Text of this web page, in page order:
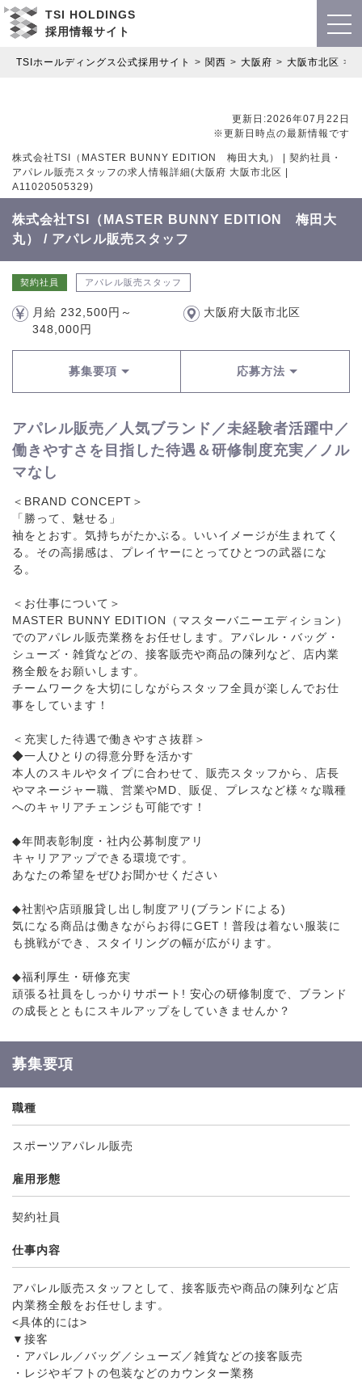
TSI HOLDINGS
採用情報サイト
TSIホールディングス公式採用サイト 関西 大阪府 大阪市北区
更新日:2026年07月22日
※更新日時点の最新情報です
株式会社TSI（MASTER BUNNY EDITION 梅田大丸） | 契約社員・
アパレル販売スタッフの求人情報詳細(大阪府 大阪市北区 |
A11020505329)
株式会社TSI（MASTER BUNNY EDITION 梅田大
丸） / アパレル販売スタッフ
契約社員 アパレル販売スタッフ
月給 232,500円～
348,000円
大阪府大阪市北区
募集要項 応募方法
アパレル販売／人気ブランド／未経験者活躍中／
働きやすさを目指した待遇＆研修制度充実／ノル
マなし
＜BRAND CONCEPT＞
「勝って、魅せる」
袖をとおす。気持ちがたかぶる。いいイメージが生まれてく
る。その高揚感は、プレイヤーにとってひとつの武器にな
る。
＜お仕事について＞
MASTER BUNNY EDITION（マスターバニーエディション）
でのアパレル販売業務をお任せします。アパレル・バッグ・
シューズ・雑貨などの、接客販売や商品の陳列など、店内業
務全般をお願いします。
チームワークを大切にしながらスタッフ全員が楽しんでお仕
事をしています！
＜充実した待遇で働きやすさ抜群＞
◆一人ひとりの得意分野を活かす
本人のスキルやタイプに合わせて、販売スタッフから、店長
やマネージャー職、営業やMD、販促、プレスなど様々な職種
へのキャリアチェンジも可能です！
◆年間表彰制度・社内公募制度アリ
キャリアアップできる環境です。
あなたの希望をぜひお聞かせください
◆社割や店頭服貸し出し制度アリ(ブランドによる)
気になる商品は働きながらお得にGET！普段は着ない服装に
も挑戦ができ、スタイリングの幅が広がります。
◆福利厚生・研修充実
頑張る社員をしっかりサポート! 安心の研修制度で、ブランド
の成長とともにスキルアップをしていきませんか？
募集要項
職種
スポーツアパレル販売
雇用形態
契約社員
仕事内容
アパレル販売スタッフとして、接客販売や商品の陳列など店
内業務全般をお任せします。
<具体的には>
▼接客
・アパレル／バッグ／シューズ／雑貨などの接客販売
・レジやギフトの包装などのカウンター業務